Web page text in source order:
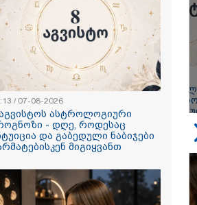
ცოტნესთვის
სახლში
ცხოვრობს
ერთი
არ არის
- ანა
მიგვაჩნია,
გასვენება
მოხდეს, ეს
ისეთი
23:13 / 07-08-2026
8 აგვისტოს
პროგნოზი - დღე,
ინტუიცია და
წარმატებისკენ
/ 07-08-2026
ასტროლოგიური
- დღე, როდესაც
და გაბედული ნაბიჯები
მიგიყვანთ